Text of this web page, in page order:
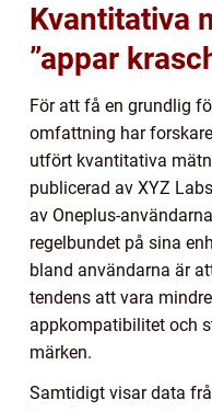
Kvantitativa
”appar
För att få en grundlig
omfattning har
utfört kvantitativa
publicerad av XYZ
av Oneplus-
regelbundet på sina
bland användarna är
tendens att vara
appkompatibilitet och
märken.
Samtidigt visar data